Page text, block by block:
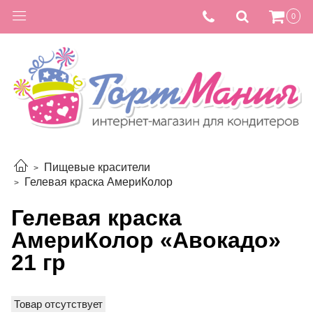
0
Пищевые красители
Гелевая краска АмериКолор
Гелевая краска
АмериКолор «Авокадо»
21 гр
Товар отсутствует